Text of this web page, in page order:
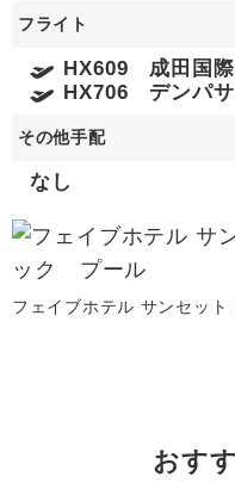
フライト
HX609 成田国
HX706 デンパ
その他手配
なし
フェイブホテル サンセッ
おす